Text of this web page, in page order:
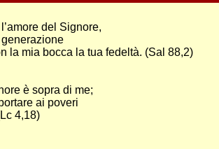
del Signore,
la mia bocca la tua fedeltà. (Sal 88,2)
è sopra di me;
ai poveri
4,18)